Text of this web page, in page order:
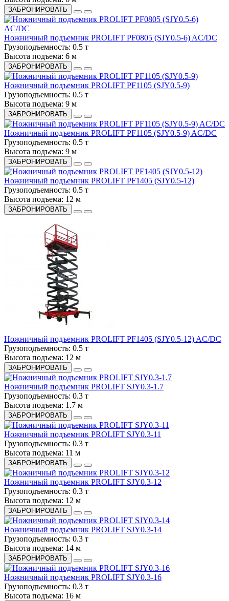
ЗАБРОНИРОВАТЬ
Ножничный подъемник PROLIFT PF0805 (SJY0.5-6) AC/DC
Грузоподъемность: 0.5 т
Высота подъема: 6 м
ЗАБРОНИРОВАТЬ
Ножничный подъемник PROLIFT PF1105 (SJY0.5-9)
Грузоподъемность: 0.5 т
Высота подъема: 9 м
ЗАБРОНИРОВАТЬ
Ножничный подъемник PROLIFT PF1105 (SJY0.5-9) AC/DC
Грузоподъемность: 0.5 т
Высота подъема: 9 м
ЗАБРОНИРОВАТЬ
Ножничный подъемник PROLIFT PF1405 (SJY0.5-12)
Грузоподъемность: 0.5 т
Высота подъема: 12 м
ЗАБРОНИРОВАТЬ
Ножничный подъемник PROLIFT PF1405 (SJY0.5-12) AC/DC
Грузоподъемность: 0.5 т
Высота подъема: 12 м
ЗАБРОНИРОВАТЬ
Ножничный подъемник PROLIFT SJY0.3-1.7
Грузоподъемность: 0.3 т
Высота подъема: 1.7 м
ЗАБРОНИРОВАТЬ
Ножничный подъемник PROLIFT SJY0.3-11
Грузоподъемность: 0.3 т
Высота подъема: 11 м
ЗАБРОНИРОВАТЬ
Ножничный подъемник PROLIFT SJY0.3-12
Грузоподъемность: 0.3 т
Высота подъема: 12 м
ЗАБРОНИРОВАТЬ
Ножничный подъемник PROLIFT SJY0.3-14
Грузоподъемность: 0.3 т
Высота подъема: 14 м
ЗАБРОНИРОВАТЬ
Ножничный подъемник PROLIFT SJY0.3-16
Грузоподъемность: 0.3 т
Высота подъема: 16 м